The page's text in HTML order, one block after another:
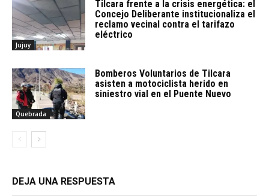
Jujuy
Tilcara frente a la crisis energética: el
Concejo Deliberante institucionaliza el
reclamo vecinal contra el tarifazo
eléctrico
Quebrada
Bomberos Voluntarios de Tilcara
asisten a motociclista herido en
siniestro vial en el Puente Nuevo
DEJA UNA RESPUESTA